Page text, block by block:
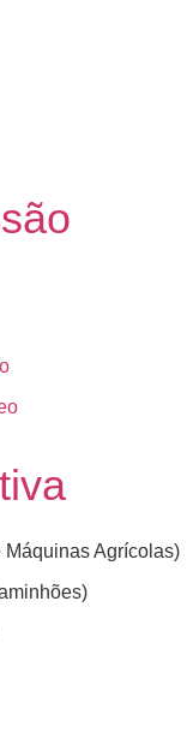
Máquinas Agrícolas)